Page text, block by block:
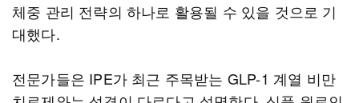
체중 관리 전략의 하나로 활용될 수 있을 것으로 기
대했다.
전문가들은 IPE가 최근 주목받는 GLP-1 계열 비만